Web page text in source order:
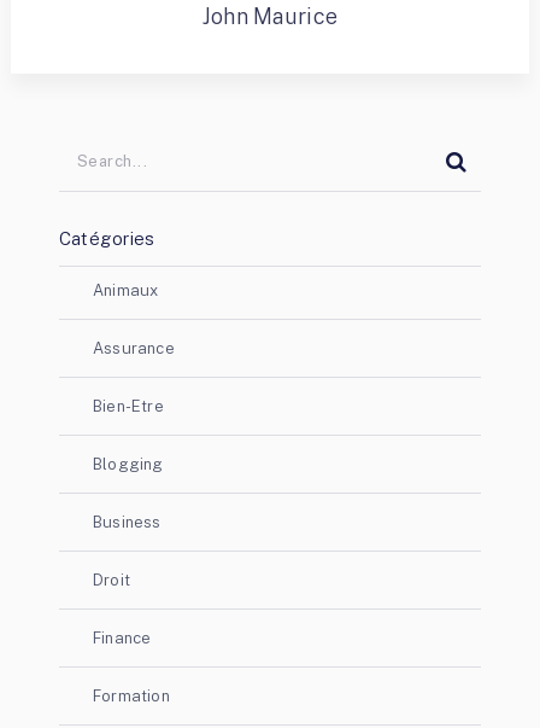
John Maurice
Catégories
Animaux
Assurance
Bien-Etre
Blogging
Business
Droit
Finance
Formation